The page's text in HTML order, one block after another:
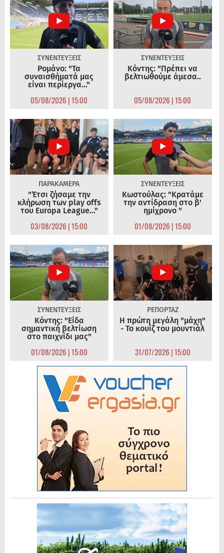
ΣΥΝΕΝΤΕΥΞΕΙΣ
Ρομάνο: "Τα
συναισθήματά μας
είναι περίεργα..."
05/08/2026 | 15:00
ΣΥΝΕΝΤΕΥΞΕΙΣ
Κόντης: "Πρέπει να
βελτιωθούμε άμεσα..
05/08/2026 | 15:00
ΠΑΡΑΚΑΜΕΡΑ
"Έτσι ζήσαμε την
κλήρωση των play offs
του Europa League..."
03/08/2026 | 15:00
ΣΥΝΕΝΤΕΥΞΕΙΣ
Κωστούλας: "Κρατάμε
την αντίδραση στο β'
ημίχρονο "
01/08/2026 | 15:00
ΣΥΝΕΝΤΕΥΞΕΙΣ
Κόντης: "Είδα
σημαντική βελτίωση
στο παιχνίδι μας"
01/08/2026 | 15:00
ΡΕΠΟΡΤΑΖ
Η πρώτη μεγάλη "μάχη"
- Το κουίζ του μουντιάλ
31/07/2026 | 15:00